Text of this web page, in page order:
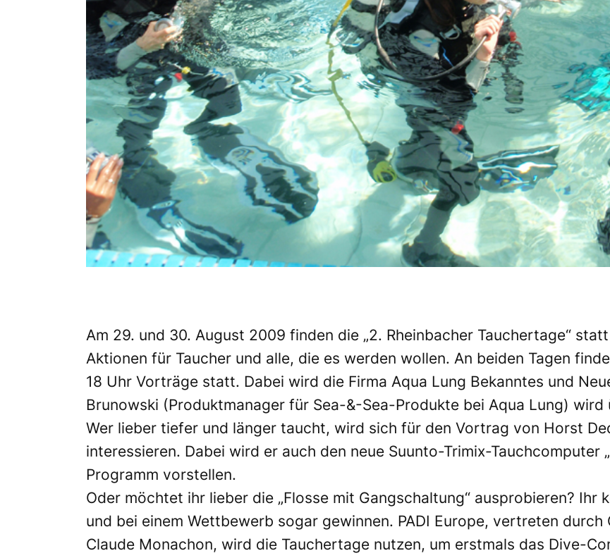
Am 29. und 30. August 2009 finden die „2. Rheinbacher Tauchertage“
Aktionen für Taucher und alle, die es werden wollen. An beiden Tagen
18 Uhr Vorträge statt. Dabei wird die Firma Aqua Lung Bekanntes und
Brunowski (Produktmanager für Sea-&-Sea-Produkte bei Aqua Lung)
Wer lieber tiefer und länger taucht, wird sich für den Vortrag von Horst
interessieren. Dabei wird er auch den neue Suunto-Trimix-Tauchcomputer
Programm vorstellen.
Oder möchtet ihr lieber die „Flosse mit Gangschaltung“ ausprobieren? Ihr
und bei einem Wettbewerb sogar gewinnen. PADI Europe, vertreten
Claude Monachon, wird die Tauchertage nutzen, um erstmals das Dive-